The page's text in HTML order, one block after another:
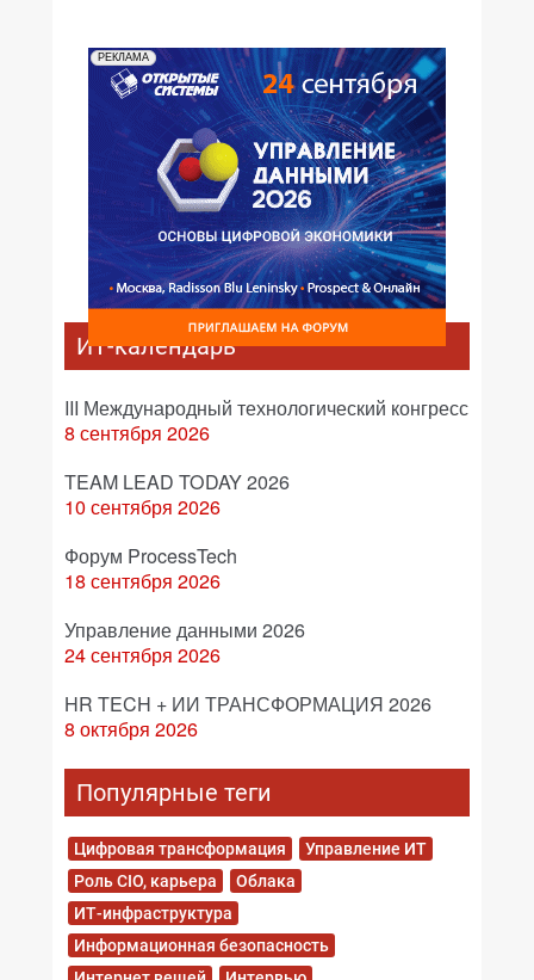
РЕКЛАМА
ИТ-календарь
III Международный технологический конгресс
8 сентября 2026
TEAM LEAD TODAY 2026
10 сентября 2026
Форум ProcessTech
18 сентября 2026
Управление данными 2026
24 сентября 2026
HR TECH + ИИ ТРАНСФОРМАЦИЯ 2026
8 октября 2026
Популярные теги
Цифровая трансформация
Управление ИТ
Роль CIO, карьера
Облака
ИТ-инфраструктура
Информационная безопасность